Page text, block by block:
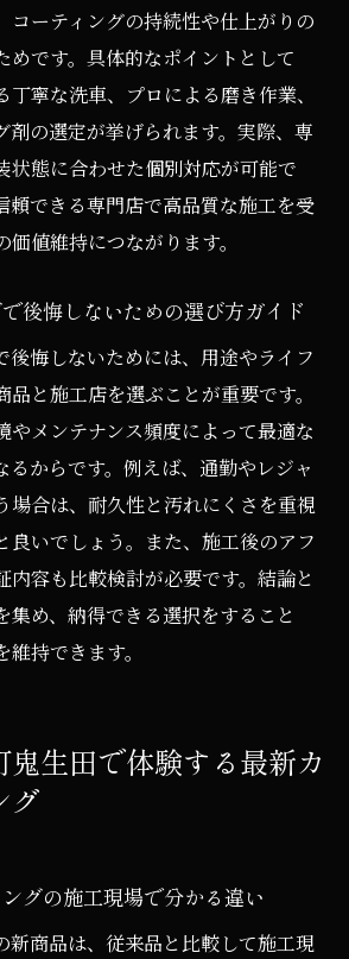
コーティングの持続性や仕上がりの
めです。具体的なポイントとして
丁寧な洗車、プロによる磨き作業、
剤の選定が挙げられます。実際、専
状態に合わせた個別対応が可能で
頼できる専門店で高品質な施工を受
値維持につながります。
後悔しないための選び方ガイド
後悔しないためには、用途やライフ
と施工店を選ぶことが重要です。
やメンテナンス頻度によって最適な
るからです。例えば、通勤やレジャ
場合は、耐久性と汚れにくさを重視
良いでしょう。また、施工後のアフ
内容も比較検討が必要です。結論と
集め、納得できる選択をすること
持できます。
生田で体験する最新カ
グ
グの施工現場で分かる違い
新商品は、従来品と比較して施工現